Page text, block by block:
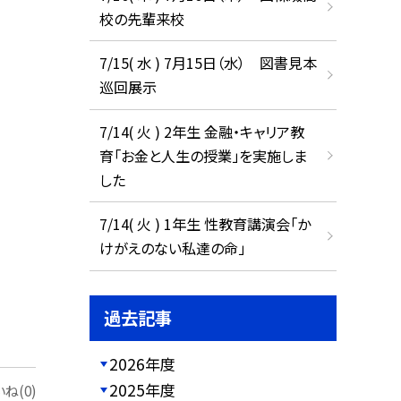
ね(0)
校の先輩来校
7/15( 水 ) 7月15日（水） 図書見本
巡回展示
7/14( 火 ) 2年生 金融・キャリア教
育「お金と人生の授業」を実施しま
した
7/14( 火 ) 1年生 性教育講演会「か
けがえのない私達の命」
過去記事
2026年度
2025年度